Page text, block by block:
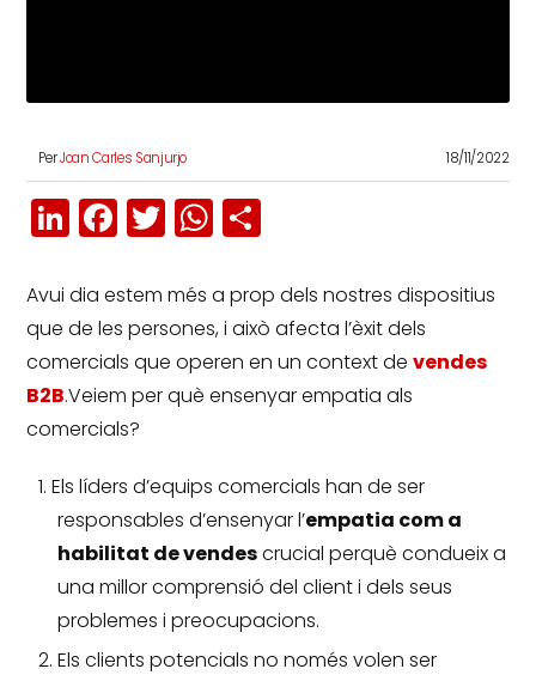
PerJoan Carles Sanjurjo 18/11/2022
LinkedIn
Facebook
TwitterWhatsApp
Avui dia estem més a prop dels nostres dispositius
que de les persones, i això afecta l’èxit dels
comercials que operen en un context devendes
B2B.Veiem per què ensenyar empatia als
comercials?
Els líders d’equips comercials han de ser
responsables d’ensenyar l’empatia com a
habilitat de vendescrucial perquè condueix a
una millor comprensió del client i dels seus
problemes i preocupacions.
Els clients potencials no només volen ser